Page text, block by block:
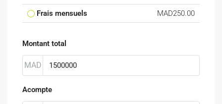
Frais mensuels MAD250.00
Montant total
MAD
Acompte